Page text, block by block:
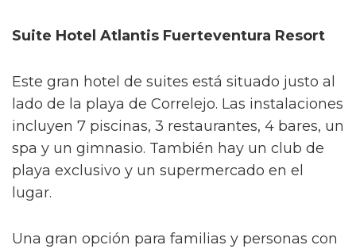
Suite Hotel Atlantis Fuerteventura Resort
Este gran hotel de suites está situado justo al
lado de la playa de Correlejo. Las instalaciones
incluyen 7 piscinas, 3 restaurantes, 4 bares, un
spa y un gimnasio. También hay un club de
playa exclusivo y un supermercado en el
lugar.
Una gran opción para familias y personas con